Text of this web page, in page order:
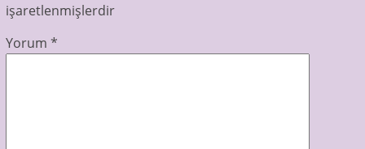
işaretlenmişlerdir
Yorum *